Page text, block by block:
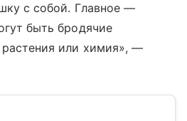
с собой. Главное —
быть бродячие
или химия», —